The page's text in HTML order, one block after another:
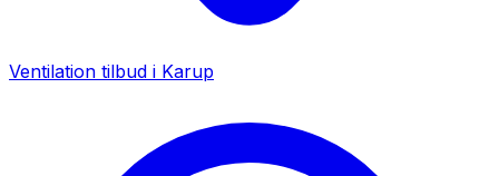
Ventilation tilbud i Karup